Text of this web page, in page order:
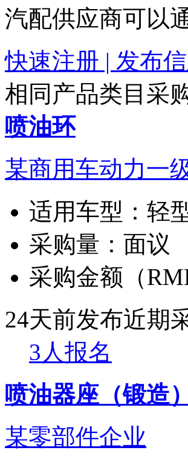
汽配供应商可以
快速注册 | 发布
相同产品类目采
喷油环
某商用车动力一
适用车型： 轻
采购量： 面议
采购金额（
24天前发布近期
3人报名
喷油器座（锻造）
某零部件企业